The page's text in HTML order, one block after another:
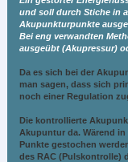
und soll durch Stiche in
Akupunkturpunkte
Bei eng verwandten
ausgeübt (Akupressur)
Da es sich bei der
man sagen, dass sich
noch einer Regulation
Die kontrollierte
Akupuntur da. Wärend
Punkte gestochen
des RAC (Pulskontrolle)